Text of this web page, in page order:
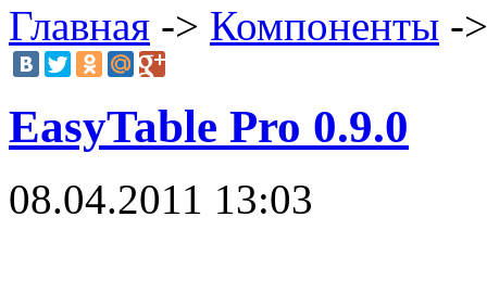
Главная -> Компоненты -
EasyTable Pro 0.9.0
08.04.2011 13:03